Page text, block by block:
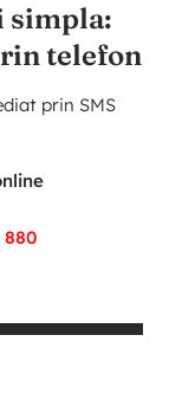
simpla:
telefon
prin SMS
880